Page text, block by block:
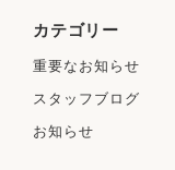
カテゴリー
重要なお知らせ
スタッフブログ
お知らせ